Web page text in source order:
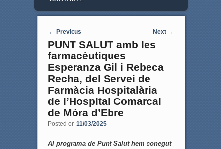
Post navigation
← Previous Next →
PUNT SALUT amb les
farmacèutiques
Esperanza Gil i Rebeca
Recha, del Servei de
Farmàcia Hospitalària
de l’Hospital Comarcal
de Móra d’Ebre
Posted on 11/03/2025
Al programa de Punt Salut hem conegut